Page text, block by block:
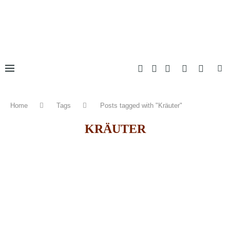
Home Tags Posts tagged with "Kräuter"
KRÄUTER